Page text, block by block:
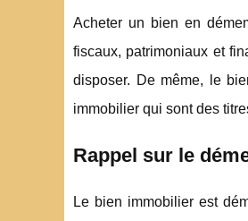
Acheter un bien en
fiscaux, patrimoniaux et
disposer. De même, le
immobilier qui sont des
Rappel sur le
Le bien immobilier est